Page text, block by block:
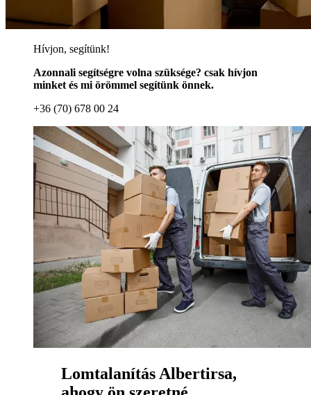
Hívjon, segítünk!
Azonnali segítségre volna szüksége? csak hívjon
minket és mi örömmel segítünk önnek.
+36 (70) 678 00 24
Lomtalanítás Albertirsa,